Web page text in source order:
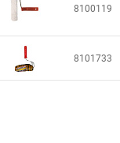
8100119
8101733